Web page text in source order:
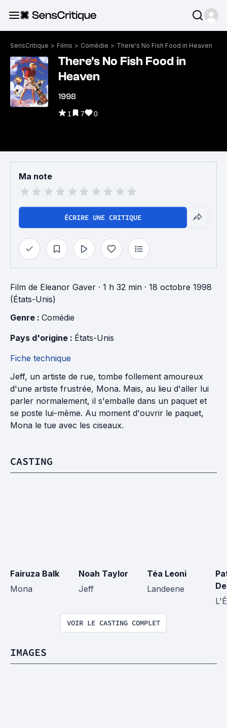
SensCritique > Films > Comédie > There's No Fish Food in Heaven
There's No Fish Food in
Heaven
1998
1 7 0
Ma note
ÉCRIRE UNE CRITIQUE
Film de Eleanor Gaver · 1 h 32 min · 18 octobre 1998
(États-Unis)
Genre : Comédie
Pays d'origine : États-Unis
Fiche technique
Jeff, un artiste de rue, tombe follement amoureux
d'une artiste frustrée, Mona. Mais, au lieu d'aller lui
parler normalement, il s'emballe dans un paquet et
se poste lui-même. Au moment d'ouvrir le paquet,
Mona le tue avec les ciseaux.
CASTING
Fairuza Balk
Mona
Noah Taylor
Jeff
Téa Leoni
Landeene
VOIR LE CASTING COMPLET
IMAGES